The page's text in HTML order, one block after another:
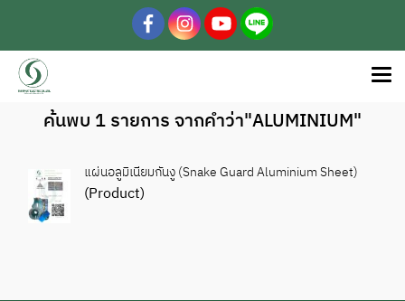
ค้นพบ 1 รายการ จากคำว่า"ALUMINIUM"
แผ่นอลูมิเนียมกันงู (Snake Guard Aluminium Sheet)
(Product)